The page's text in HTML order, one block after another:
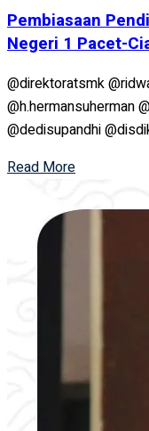
Pembiasaan
Negeri 1 Pacet-
@direktoratsmk
@h.hermansuherman
@dedisupandhi
Read More